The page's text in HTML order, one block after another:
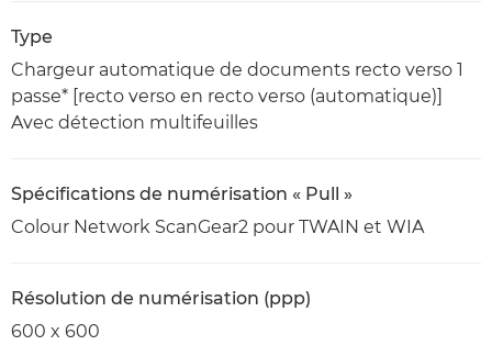
Type
Chargeur automatique de documents recto verso 1
passe* [recto verso en recto verso (automatique)]
Avec détection multifeuilles
Spécifications de numérisation « Pull »
Colour Network ScanGear2 pour TWAIN et WIA
Résolution de numérisation (ppp)
600 x 600